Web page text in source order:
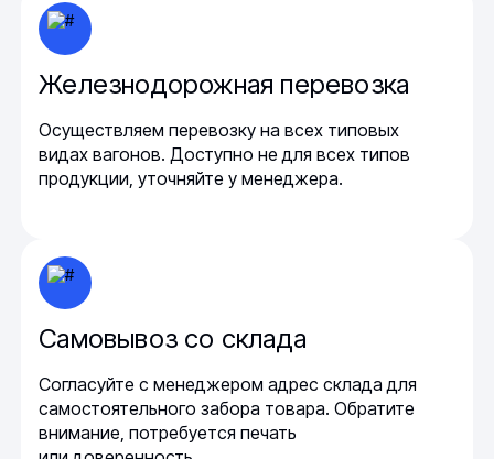
Железнодорожная перевозка
Осуществляем перевозку на всех типовых
видах вагонов. Доступно не для всех типов
продукции, уточняйте у менеджера.
Самовывоз со склада
Согласуйте с менеджером адрес склада для
самостоятельного забора товара. Обратите
внимание, потребуется печать